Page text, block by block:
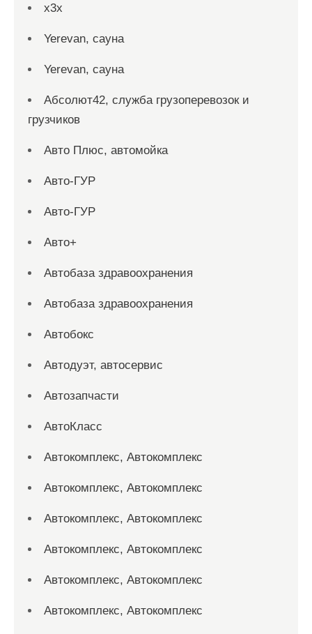
x3x
Yerevan, сауна
Yerevan, сауна
Абсолют42, служба грузоперевозок и
грузчиков
Авто Плюс, автомойка
Авто-ГУР
Авто-ГУР
Авто+
Автобаза здравоохранения
Автобаза здравоохранения
Автобокс
Автодуэт, автосервис
Автозапчасти
АвтоКласс
Автокомплекс, Автокомплекс
Автокомплекс, Автокомплекс
Автокомплекс, Автокомплекс
Автокомплекс, Автокомплекс
Автокомплекс, Автокомплекс
Автокомплекс, Автокомплекс